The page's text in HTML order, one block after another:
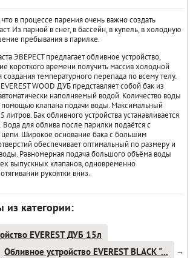
в процессе парения очень важно создать
Из парной в снег, в бассейн, в купель, в холодную
пребывания в парилке.
ЭВЕРЕСТ предлагает обливное устройство,
короткого времени получить массив холодной
создания температурного перепада по всему телу.
WOOD ДУБ представляет собой бак из
наполняемый водой. Количество воды
помощью клапана подачи воды. Максимальный
Бак обливного устройства устанавливается
Вода для облива после парилки подаётся с
Широкое основание бака с большим
обеспечивает оптимальный по размеру и
Равномерная подача большого объёма воды
выпускных клапанов, одновременно
рукоятки вниз.
из категории:
EVEREST ДУБ 15л
Обливное устройство EVEREST BLACK "...
→